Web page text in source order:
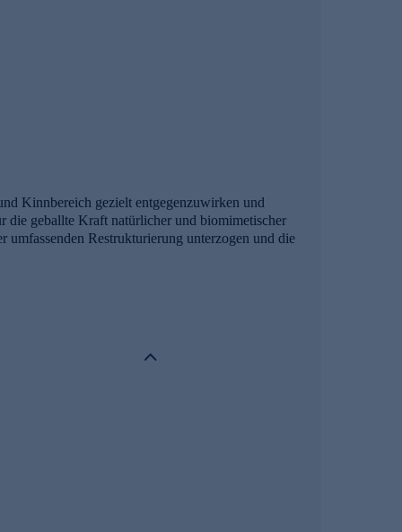
Kinnbereich gezielt entgegenzuwirken und
die geballte Kraft natürlicher und biomimetischer
Restrukturierung unterzogen und die